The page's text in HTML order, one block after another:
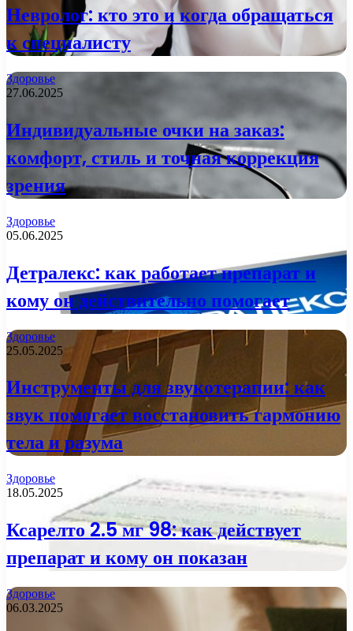
Невролог: кто это и когда обращаться
к специалисту
Здоровье
27.06.2025
Индивидуальные очки на заказ:
комфорт, стиль и точная коррекция
зрения
Здоровье
05.06.2025
Детралекс: как работает препарат и
кому он действительно помогает
Здоровье
25.05.2025
Инструменты для звукотерапии: как
звук помогает восстановить гармонию
тела и разума
Здоровье
18.05.2025
Ксарелто 2.5 мг 98: как действует
препарат и кому он показан
Здоровье
06.03.2025